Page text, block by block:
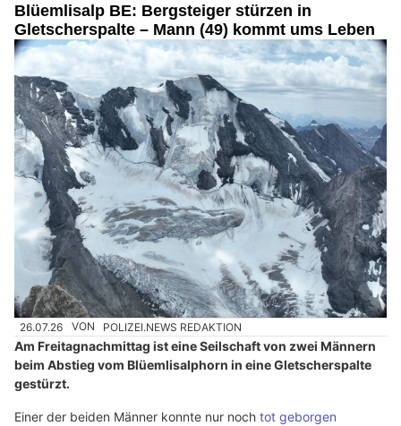
Blüemlisalp BE: Bergsteiger stürzen in
Gletscherspalte – Mann (49) kommt ums Leben
26.07.26 VON POLIZEI.NEWS REDAKTION
Am Freitagnachmittag ist eine Seilschaft von zwei Männern
beim Abstieg vom Blüemlisalphorn in eine Gletscherspalte
gestürzt.
Einer der beiden Männer konnte nur noch tot geborgen